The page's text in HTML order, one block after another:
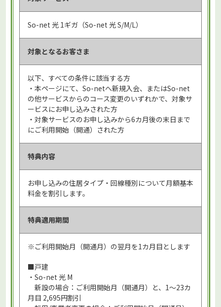
So-net 光 1ギガ（So-net 光 S/M/L）
対象となるお客さま
以下、すべての条件に該当する方
・本ページにて、So-netへ新規入会、またはSo-net
の他サービスからのコース変更のいずれかで、対象サ
ービスにお申し込みされた方
・対象サービスのお申し込みから6カ月後の末日まで
にご利用開始（開通）された方
特典内容
お申し込みの住居タイプ・回線種別について月額基本
料金を割引します。
特典適用期間
※ご利用開始月（開通月）の翌月を1カ月目とします
■戸建
・So-net 光 M
新設の場合：ご利用開始月（開通月）と、1～23カ
月目 2,695円割引